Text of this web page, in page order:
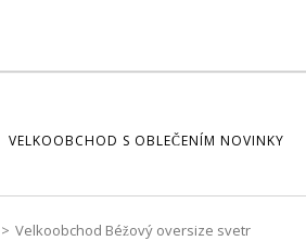
VELKOOBCHOD S OBLEČENÍM NOVINKY
Velkoobchod Béžový oversize svetr